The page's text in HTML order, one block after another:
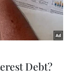
Debt?